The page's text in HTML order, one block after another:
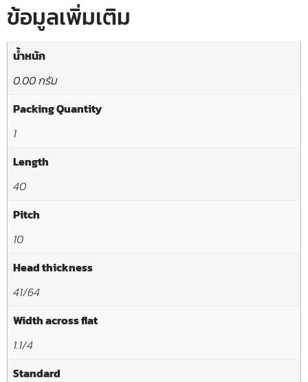
ข้อมูลเพิ่มเติม
น้ำหนัก
0.00 กรัม
Packing Quantity
1
Length
40
Pitch
10
Head thickness
41/64
Width across flat
1.1/4
Standard